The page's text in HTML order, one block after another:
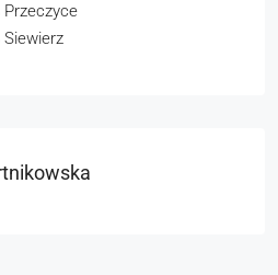
Przeczyce
Siewierz